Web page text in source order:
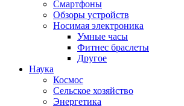
Смартфоны
Обзоры устройств
Носимая электроника
Умные часы
Фитнес браслеты
Другое
Наука
Космос
Сельское хозяйство
Энергетика